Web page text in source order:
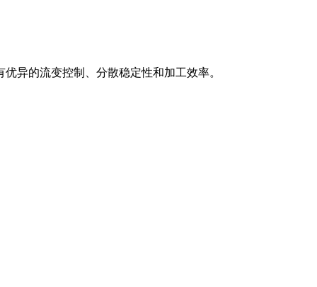
优异的流变控制、分散稳定性和加工效率。